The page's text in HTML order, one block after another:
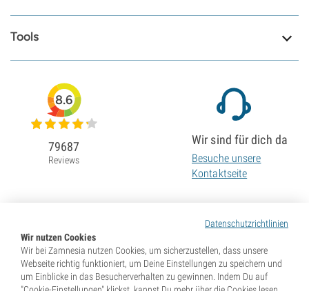
Tools
Datenschutzrichtlinien
Wir nutzen Cookies
Wir bei Zamnesia nutzen Cookies, um sicherzustellen, dass unsere
Webseite richtig funktioniert, um Deine Einstellungen zu speichern und
um Einblicke in das Besucherverhalten zu gewinnen. Indem Du auf
8.6
79687
Reviews
Wir sind für dich da
Besuche unsere
Kontaktseite